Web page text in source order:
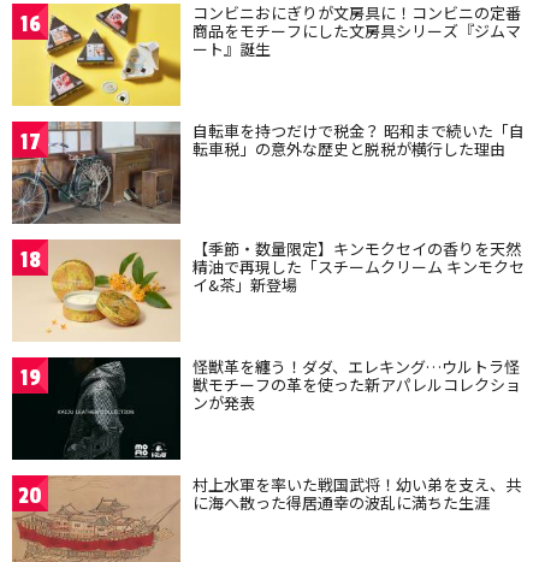
16 コンビニおにぎりが文房具に！コンビニの定番
商品をモチーフにした文房具シリーズ『ジムマ
ート』誕生
17 自転車を持つだけで税金？ 昭和まで続いた「自
転車税」の意外な歴史と脱税が横行した理由
18 【季節・数量限定】キンモクセイの香りを天然
精油で再現した「スチームクリーム キンモクセ
イ&茶」新登場
19 怪獣革を纏う！ダダ、エレキング…ウルトラ怪
獣モチーフの革を使った新アパレルコレクショ
ンが発表
20 村上水軍を率いた戦国武将！幼い弟を支え、共
に海へ散った得居通幸の波乱に満ちた生涯